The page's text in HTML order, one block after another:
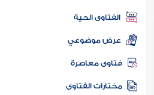
سؤالك
الفتاوى الحية
عرض موضوعي
فتاوى معاصرة